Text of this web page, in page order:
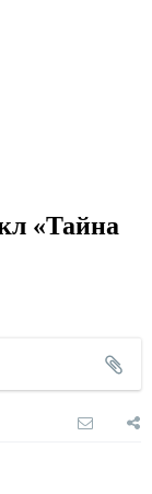
«Тайна